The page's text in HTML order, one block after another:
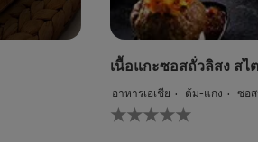
เนื้อแกะซอสถั่วลิสง สไ
อาหารเอเชีย ต้ม-แกง ซอ
ไม่มี
การ